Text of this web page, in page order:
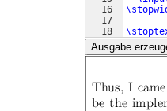
16
17
18
Ausgabe